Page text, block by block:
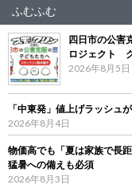
ふむふむ
四日市の公害
ロジェクト
2026年8月5日
「中東発」値上げラッシ
2026年8月4日
物価高でも「夏は家族で長
猛暑への備えも必須
2026年8月3日